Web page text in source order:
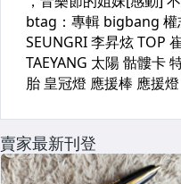
賣家最新刊登